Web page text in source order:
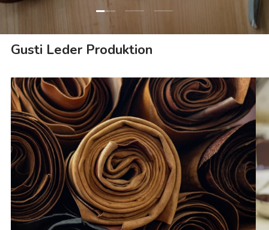
Folie laden 1 von 3
Folie laden 2 von 3
Folie laden 3 von 3
Gusti Leder Produktion